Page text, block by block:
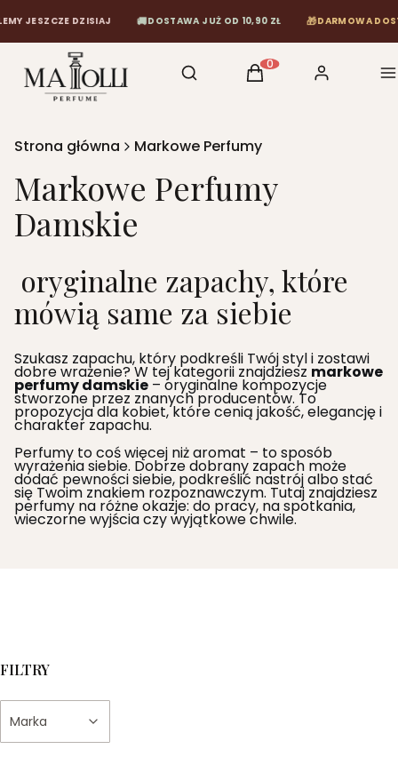
DZISIAJ 🚚DOSTAWA JUŻ OD 10,90 ZŁ 🎁DARMOWA DOSTAWA OD 120
Otwórz wyszukiwarkę
Szukaj Produkty w koszyku:
Koszyk Zaloguj się
Strona główna Markowe Perfumy
Markowe Perfumy
Damskie
oryginalne zapachy, które
mówią same za siebie
Szukasz zapachu, który podkreśli Twój styl i zostawi
dobre wrażenie? W tej kategorii znajdziesz markowe
perfumy damskie – oryginalne kompozycje
stworzone przez znanych producentów. To
propozycja dla kobiet, które cenią jakość, elegancję i
charakter zapachu.
Perfumy to coś więcej niż aromat – to sposób
wyrażenia siebie. Dobrze dobrany zapach może
dodać pewności siebie, podkreślić nastrój albo stać
się Twoim znakiem rozpoznawczym. Tutaj znajdziesz
perfumy na różne okazje: do pracy, na spotkania,
wieczorne wyjścia czy wyjątkowe chwile.
FILTRY
Marka